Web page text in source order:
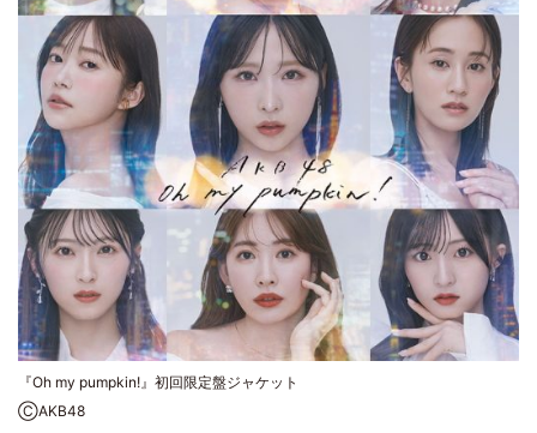
『Oh my pumpkin!』初回限定盤ジャケット
ⒸAKB48